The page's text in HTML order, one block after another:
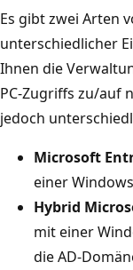
Es gibt zwei Arten
unterschiedlicher
Ihnen die
PC-Zugriffs zu/auf
jedoch
Microsoft
einer
Hybrid
mit einer
die AD-